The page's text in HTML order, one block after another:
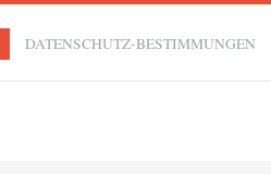
DATENSCHUTZ-BESTIMMUNGEN